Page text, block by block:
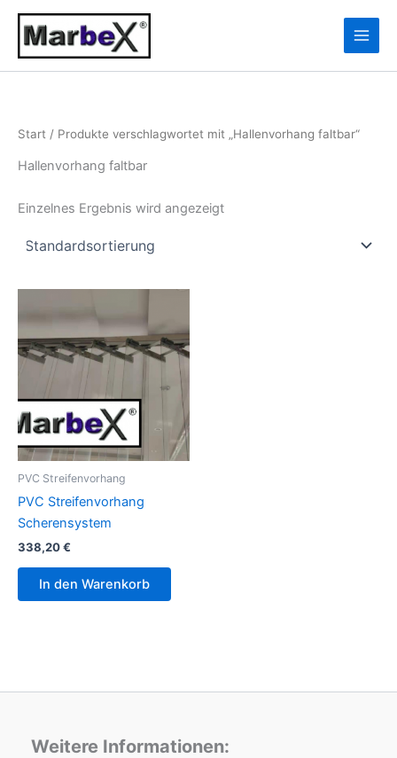
Zum
Inhalt
springen
Start / Produkte verschlagwortet mit „Hallenvorhang faltbar“
Hallenvorhang faltbar
Einzelnes Ergebnis wird angezeigt
PVC Streifenvorhang
PVC Streifenvorhang
Scherensystem
338,20€
In den Warenkorb
Weitere Informationen: